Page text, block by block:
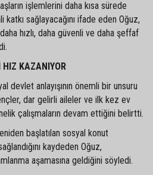
işlemlerini daha kısa sürede
katkı sağlayacağını ifade eden Oğuz,
hızlı, daha güvenli ve daha şeffaf
HIZ KAZANIYOR
devlet anlayışının önemli bir unsuru
dar gelirli aileler ve ilk kez ev
çalışmaların devam ettiğini belirtti.
başlatılan sosyal konut
kaydeden Oğuz,
aşamasına geldiğini söyledi.